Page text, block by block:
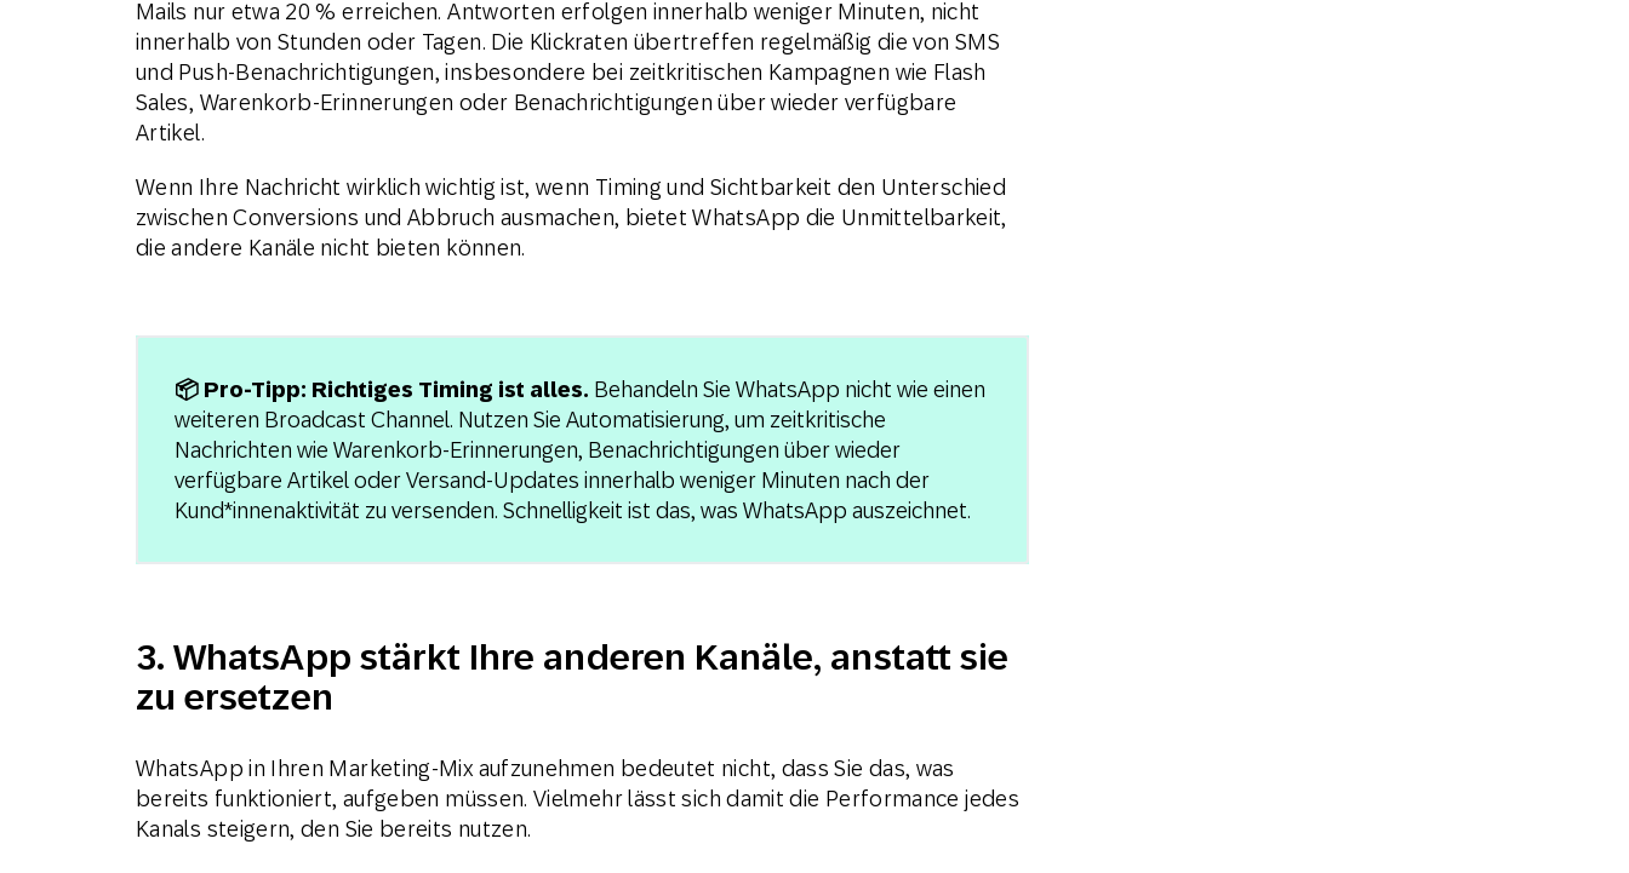
Mails nur etwa 20 % erreichen. Antworten erfolgen innerhalb weniger Minuten, nicht
innerhalb von Stunden oder Tagen. Die Klickraten übertreffen regelmäßig die von SMS
und Push-Benachrichtigungen, insbesondere bei zeitkritischen Kampagnen wie Flash
Sales, Warenkorb-Erinnerungen oder Benachrichtigungen über wieder verfügbare
Artikel.
Wenn Ihre Nachricht wirklich wichtig ist, wenn Timing und Sichtbarkeit den Unterschied
zwischen Conversions und Abbruch ausmachen, bietet WhatsApp die Unmittelbarkeit,
die andere Kanäle nicht bieten können.
📦 Pro-Tipp: Richtiges Timing ist alles. Behandeln Sie WhatsApp nicht wie einen
weiteren Broadcast Channel. Nutzen Sie Automatisierung, um zeitkritische
Nachrichten wie Warenkorb-Erinnerungen, Benachrichtigungen über wieder
verfügbare Artikel oder Versand-Updates innerhalb weniger Minuten nach der
Kund*innenaktivität zu versenden. Schnelligkeit ist das, was WhatsApp auszeichnet.
3. WhatsApp stärkt Ihre anderen Kanäle, anstatt sie
zu ersetzen
WhatsApp in Ihren Marketing-Mix aufzunehmen bedeutet nicht, dass Sie das, was
bereits funktioniert, aufgeben müssen. Vielmehr lässt sich damit die Performance jedes
Kanals steigern, den Sie bereits nutzen.